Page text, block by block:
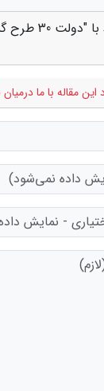
دیدگاه های
مقاله با ما درمیان